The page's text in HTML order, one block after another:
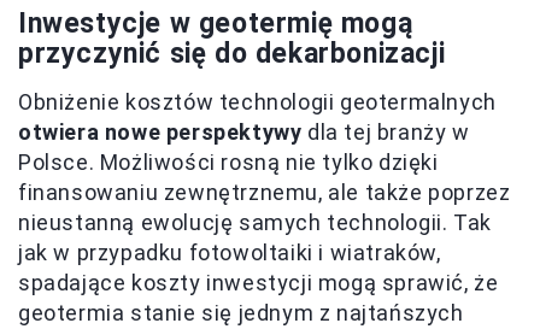
Inwestycje w geotermię mogą
przyczynić się do dekarbonizacji
Obniżenie kosztów technologii geotermalnych
otwiera nowe perspektywy dla tej branży w
Polsce. Możliwości rosną nie tylko dzięki
finansowaniu zewnętrznemu, ale także poprzez
nieustanną ewolucję samych technologii. Tak
jak w przypadku fotowoltaiki i wiatraków,
spadające koszty inwestycji mogą sprawić, że
geotermia stanie się jednym z najtańszych